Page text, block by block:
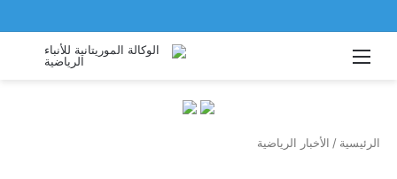
القائمة
الرئيسية / الأخبار الرياضية